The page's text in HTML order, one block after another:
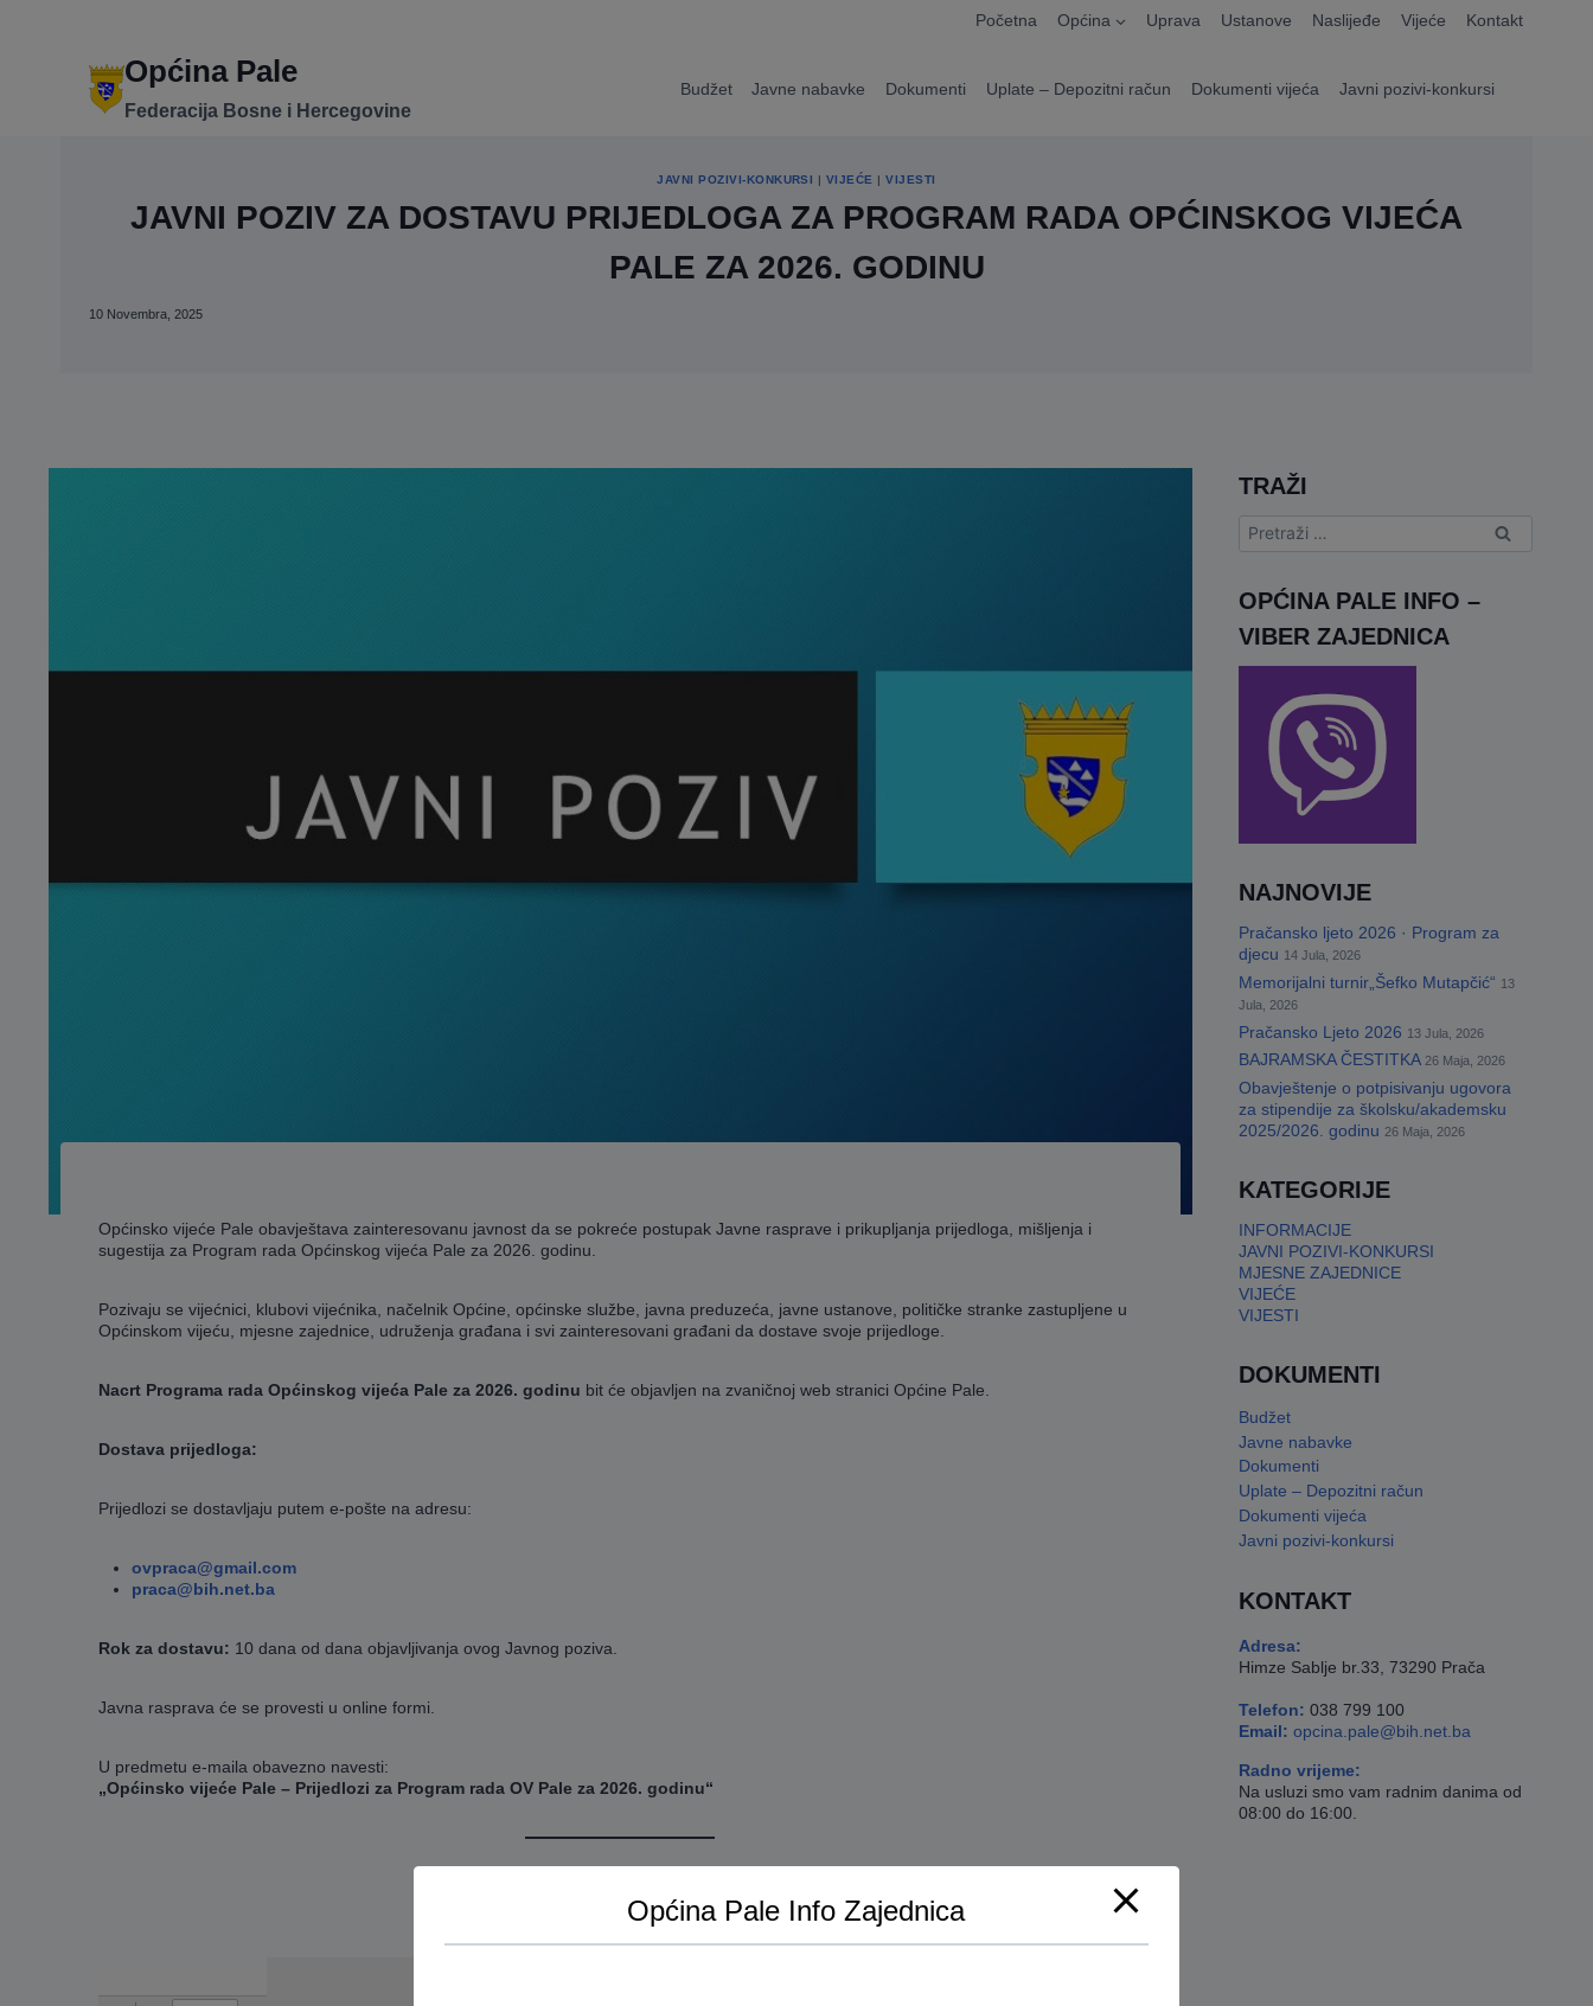
Početna Općina Uprava Ustanove Naslijeđe Vijeće Kontakt
Općina Pale
Federacija Bosne i Hercegovine
Budžet Javne nabavke Dokumenti Uplate – Depozitni račun Dokumenti vijeća Javni pozivi-konkursi
JAVNI POZIVI-KONKURSI | VIJEĆE |VIJESTI
JAVNI POZIV ZA DOSTAVU PRIJEDLOGA ZA PROGRAM RADA OPĆINSKOG VIJEĆA
PALE ZA 2026. GODINU
10 Novembra, 2025
Općinsko vijeće Pale obavještava zainteresovanu javnost da se pokreće postupak Javne rasprave i prikupljanja prijedloga, mišljenja i
sugestija za Program rada Općinskog vijeća Pale za 2026. godinu.
Pozivaju se vijećnici, klubovi vijećnika, načelnik Općine, općinske službe, javna preduzeća, javne ustanove, političke stranke zastupljene u
Općinskom vijeću, mjesne zajednice, udruženja građana i svi zainteresovani građani da dostave svoje prijedloge.
Nacrt Programa rada Općinskog vijeća Pale za 2026. godinu bit će objavljen na zvaničnoj web stranici Općine Pale.
Dostava prijedloga:
Prijedlozi se dostavljaju putem e-pošte na adresu:
ovpraca@gmail.com
praca@bih.net.ba
Rok za dostavu: 10 dana od dana objavljivanja ovog Javnog poziva.
Javna rasprava će se provesti u online formi.
U predmetu e-maila obavezno navesti:
„Općinsko vijeće Pale – Prijedlozi za Program rada OV Pale za 2026. godinu“
PREDSJEDAVAJUĆI OPĆINSKOG VIJEĆA
mr.sc. Senad Mutapčić, dipl.ing.maš.
TRAŽI
Pretraga:
OPĆINA PALE INFO –
VIBER ZAJEDNICA
NAJNOVIJE
Pračansko ljeto 2026 · Program za
djecu 14 Jula, 2026
Memorijalni turnir„Šefko Mutapčić“ 13
Jula, 2026
Pračansko Ljeto 2026 13 Jula, 2026
BAJRAMSKA ČESTITKA 26 Maja, 2026
Obavještenje o potpisivanju ugovora
za stipendije za školsku/akademsku
2025/2026. godinu 26 Maja, 2026
KATEGORIJE
INFORMACIJE
JAVNI POZIVI-KONKURSI
MJESNE ZAJEDNICE
VIJEĆE
VIJESTI
DOKUMENTI
Budžet
Javne nabavke
Dokumenti
Uplate – Depozitni račun
Dokumenti vijeća
Javni pozivi-konkursi
KONTAKT
Adresa:
Himze Sablje br.33, 73290 Prača
Telefon: 038 799 100
Email: opcina.pale@bih.net.ba
Radno vrijeme:
Na usluzi smo vam radnim danima od
08:00 do 16:00.
Općina Pale Info Zajednica